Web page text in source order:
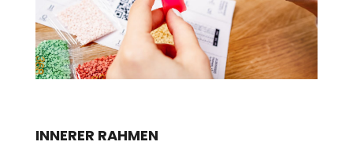
INNERER RAHMEN